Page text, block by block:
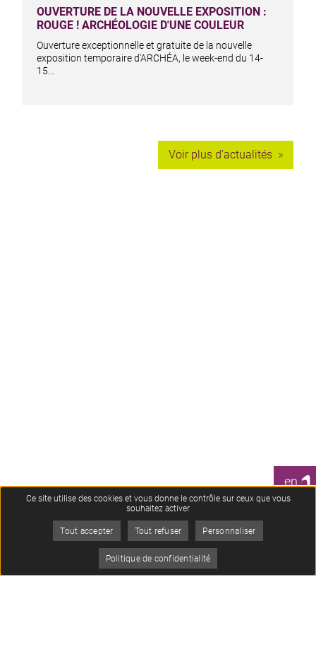
en 1
OUVERTURE DE LA NOUVELLE EXPOSITION :
ROUGE ! ARCHÉOLOGIE D'UNE COULEUR
Ouverture exceptionnelle et gratuite de la nouvelle
exposition temporaire d'ARCHÉA, le week-end du 14-
15…
Voir plus d’actualités
Ce site utilise des cookies et vous donne le contrôle sur ceux que vous
souhaitez activer
Tout accepter Tout refuser Personnaliser
Politique de confidentialité